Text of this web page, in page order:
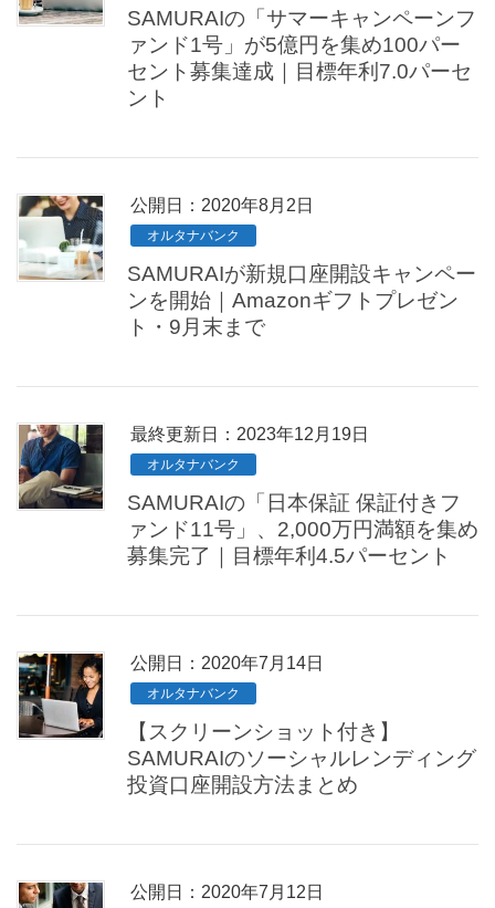
SAMURAIの「サマーキャンペーンフ
ァンド1号」が5億円を集め100パー
セント募集達成｜目標年利7.0パーセ
ント
公開日： 2020年8月2日
オルタナバンク
SAMURAIが新規口座開設キャンペー
ンを開始｜Amazonギフトプレゼン
ト・9月末まで
最終更新日：2023年12月19日
オルタナバンク
SAMURAIの「日本保証 保証付きフ
ァンド11号」、2,000万円満額を集め
募集完了｜目標年利4.5パーセント
公開日： 2020年7月14日
オルタナバンク
【スクリーンショット付き】
SAMURAIのソーシャルレンディング
投資口座開設方法まとめ
公開日： 2020年7月12日